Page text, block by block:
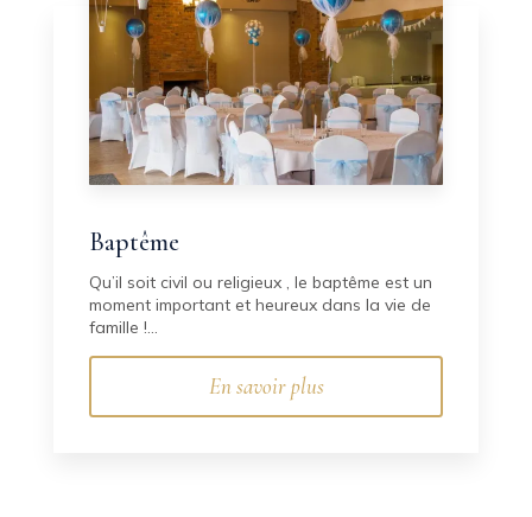
Baptême
Qu’il soit civil ou religieux , le baptême est un
moment important et heureux dans la vie de
famille !...
En savoir plus